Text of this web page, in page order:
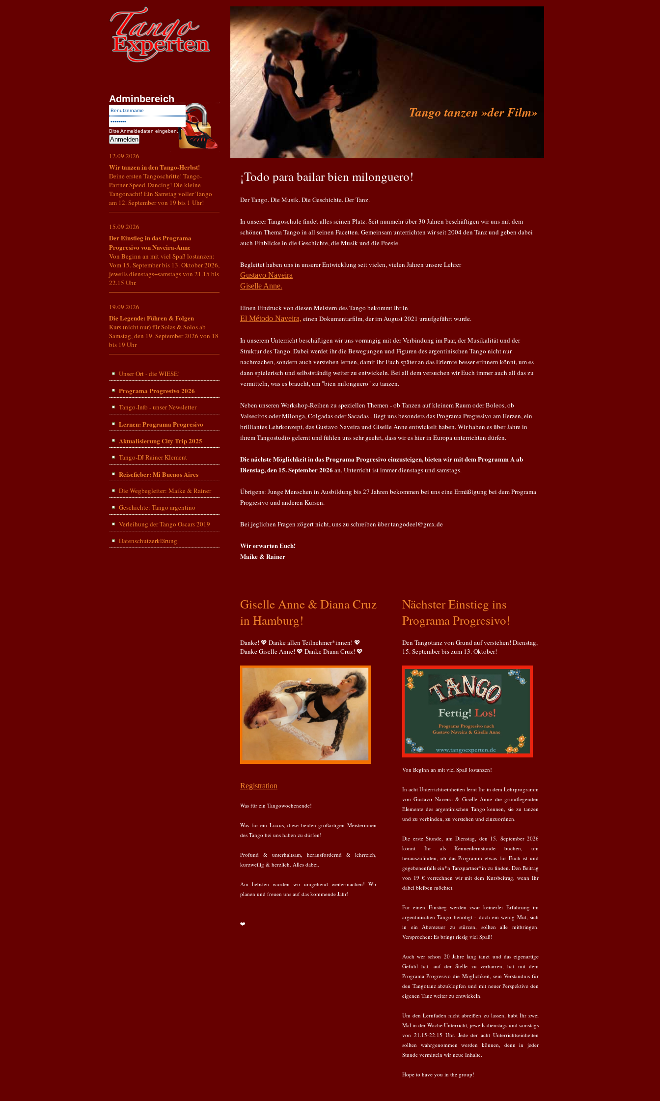
Adminbereich
Bitte Anmeldedaten eingeben.
12.09.2026
Wir tanzen in den Tango-Herbst!
Deine ersten Tangoschritte! Tango-
Partner-Speed-Dancing! Die kleine
Tangonacht! Ein Samstag voller Tango
am 12. September von 19 bis 1 Uhr!
15.09.2026
Der Einstieg in das Programa
Progresivo von Naveira-Anne
Von Beginn an mit viel Spaß lostanzen:
Vom 15. September bis 13. Oktober 2026,
jeweils dienstags+samstags von 21.15 bis
22.15 Uhr.
19.09.2026
Die Legende: Führen & Folgen
Kurs (nicht nur) für Solas & Solos ab
Samstag, den 19. September 2026 von 18
bis 19 Uhr
Unser Ort - die WIESE!
Programa Progresivo 2026
Tango-Info - unser Newsletter
Lernen: Programa Progresivo
Aktualisierung City Trip 2025
Tango-DJ Rainer Klement
Reisefieber: Mi Buenos Aires
Die Wegbegleiter: Maike & Rainer
Geschichte: Tango argentino
Verleihung der Tango Oscars 2019
Datenschutzerklärung
Tango tanzen »der Film»
¡Todo para bailar bien milonguero!
Der Tango. Die Musik. Die Geschichte. Der Tanz.
In unserer Tangoschule findet alles seinen Platz. Seit nunmehr über 30 Jahren beschäftigen wir uns mit dem
schönen Thema Tango in all seinen Facetten. Gemeinsam unterrichten wir seit 2004 den Tanz und geben dabei
auch Einblicke in die Geschichte, die Musik und die Poesie.
Begleitet haben uns in unserer Entwicklung seit vielen, vielen Jahren unsere Lehrer
Gustavo Naveira
Giselle Anne.
Einen Eindruck von diesen Meistern des Tango bekommt Ihr in
El Método Naveira, einen Dokumentarfilm, der im August 2021 uraufgeführt wurde.
In unserem Unterricht beschäftigen wir uns vorrangig mit der Verbindung im Paar, der Musikalität und der
Struktur des Tango. Dabei werdet ihr die Bewegungen und Figuren des argentinischen Tango nicht nur
nachmachen, sondern auch verstehen lernen, damit ihr Euch später an das Erlernte besser erinnern könnt, um es
dann spielerisch und selbstständig weiter zu entwickeln. Bei all dem versuchen wir Euch immer auch all das zu
vermitteln, was es braucht, um "bien milonguero" zu tanzen.
Neben unseren Workshop-Reihen zu speziellen Themen - ob Tanzen auf kleinem Raum oder Boleos, ob
Valsecitos oder Milonga, Colgadas oder Sacadas - liegt uns besonders das Programa Progresivo am Herzen, ein
brilliantes Lehrkonzept, das Gustavo Naveira und Giselle Anne entwickelt haben. Wir haben es über Jahre in
ihrem Tangostudio gelernt und fühlen uns sehr geehrt, dass wir es hier in Europa unterrichten dürfen.
Die nächste Möglichkeit in das Programa Progresivo einzusteigen, bieten wir mit dem Programm A ab
Dienstag, den 15. September 2026 an. Unterricht ist immer dienstags und samstags.
Übrigens: Junge Menschen in Ausbildung bis 27 Jahren bekommen bei uns eine Ermäßigung bei dem Programa
Progresivo und anderen Kursen.
Bei jeglichen Fragen zögert nicht, uns zu schreiben über tangodeel@gmx.de
Wir erwarten Euch!
Maike & Rainer
Giselle Anne & Diana Cruz
in Hamburg!
Danke! 💖 Danke allen Teilnehmer*innen! 💖
Danke Giselle Anne! 💖 Danke Diana Cruz! 💖
Registration
Was für ein Tangowochenende!
Was für ein Luxus, diese beiden großartigen Meisterinnen
des Tango bei uns haben zu dürfen!
Profund & unterhaltsam, herausfordernd & lehrreich,
kurzweilig & herzlich. Alles dabei.
Am liebsten würden wir umgehend weitermachen! Wir
planen und freuen uns auf das kommende Jahr!
❤️
Nächster Einstieg ins
Programa Progresivo!
Den Tangotanz von Grund auf verstehen! Dienstag,
15. September bis zum 13. Oktober!
Von Beginn an mit viel Spaß lostanzen!
In acht Unterrichtseinheiten lernt Ihr in dem Lehrprogramm
von Gustavo Naveira & Giselle Anne die grundlegenden
Elemente des argentinischen Tango kennen, sie zu tanzen
und zu verbinden, zu verstehen und einzuordnen.
Die erste Stunde, am Dienstag, den 15. September 2026
könnt Ihr als Kennenlernstunde buchen, um
herauszufinden, ob das Programm etwas für Euch ist und
gegebenenfalls ein*n Tanzpartner*in zu finden. Den Beitrag
von 19 € verrechnen wir mit dem Kursbeitrag, wenn Ihr
dabei bleiben möchtet.
Für einen Einstieg werden zwar keinerlei Erfahrung im
argentinischen Tango benötigt - doch ein wenig Mut, sich
in ein Abenteuer zu stürzen, sollten alle mitbringen.
Versprochen: Es bringt riesig viel Spaß!
Auch wer schon 20 Jahre lang tanzt und das eigenartige
Gefühl hat, auf der Stelle zu verharren, hat mit dem
Programa Progresivo die Möglichkeit, sein Verständnis für
den Tangotanz abzuklopfen und mit neuer Perspektive den
eigenen Tanz weiter zu entwickeln.
Um den Lernfaden nicht abreißen zu lassen, habt Ihr zwei
Mal in der Woche Unterricht, jeweils dienstags und samstags
von 21.15-22.15 Uhr. Jede der acht Unterrichtseinheiten
sollten wahrgenommen werden können, denn in jeder
Stunde vermitteln wir neue Inhalte.
Hope to have you in the group!